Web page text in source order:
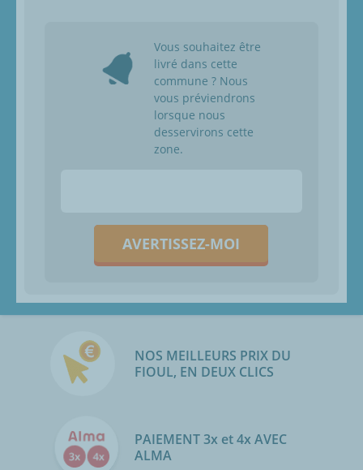
Vous souhaitez être
livré dans cette
commune ? Nous
vous préviendrons
lorsque nous
desservirons cette
zone.
AVERTISSEZ-MOI
NOS MEILLEURS PRIX DU
FIOUL, EN DEUX CLICS
PAIEMENT 3x et 4x AVEC
ALMA